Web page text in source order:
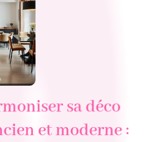
sa déco
et moderne :